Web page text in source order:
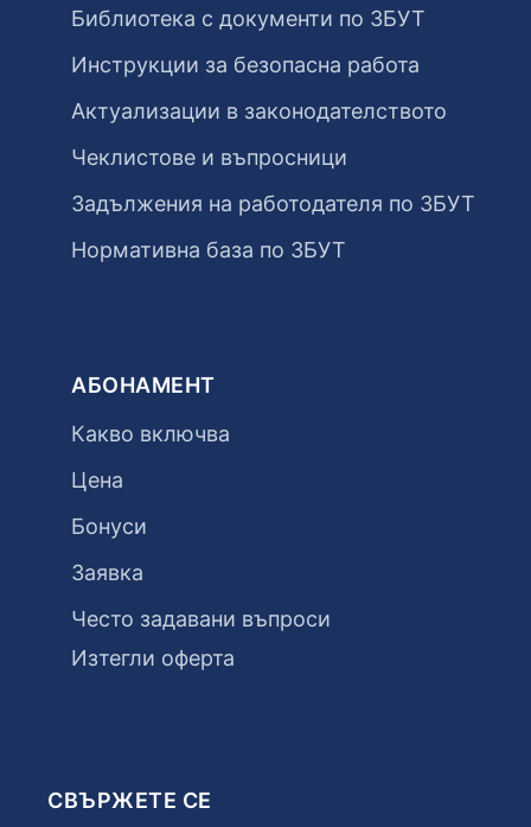
Библиотека с документи по ЗБУТ
Инструкции за безопасна работа
Актуализации в законодателството
Чеклистове и въпросници
Задължения на работодателя по ЗБУТ
Нормативна база по ЗБУТ
АБОНАМЕНТ
Какво включва
Цена
Бонуси
Заявка
Често задавани въпроси
Изтегли оферта
СВЪРЖЕТЕ СЕ